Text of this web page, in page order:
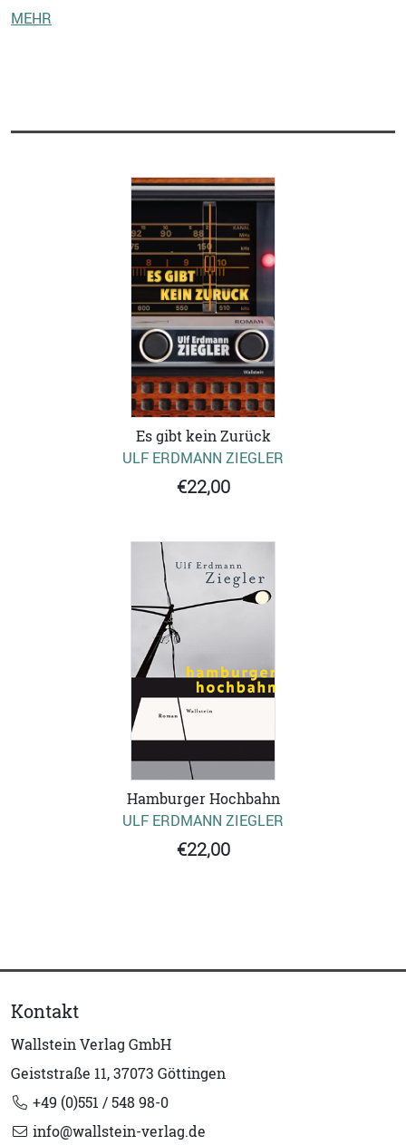
MEHR
Es gibt kein Zurück
ULF ERDMANN ZIEGLER
€22,00
Hamburger Hochbahn
ULF ERDMANN ZIEGLER
€22,00
Kontakt
Wallstein Verlag GmbH
Geiststraße 11, 37073 Göttingen
+49 (0)551 / 548 98-0
info@wallstein-verlag.de